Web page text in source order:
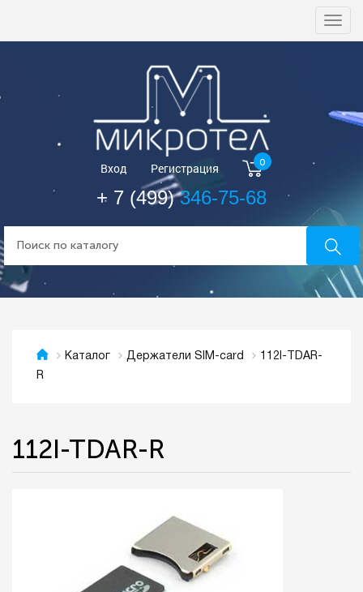
Вход Регистрация 0
+ 7 (499)346-75-68
Каталог Держатели SIM-card
112I-TDAR-
R
112I-TDAR-R